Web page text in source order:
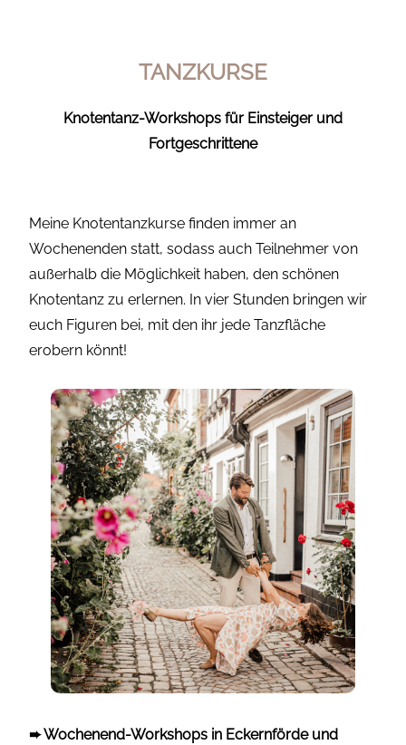
TANZKURSE
Knotentanz-Workshops für Einsteiger und
Fortgeschrittene
Meine Knotentanzkurse finden immer an
Wochenenden statt, sodass auch Teilnehmer von
außerhalb die Möglichkeit haben, den schönen
Knotentanz zu erlernen. In vier Stunden bringen wir
euch Figuren bei, mit den ihr jede Tanzfläche
erobern könnt!
➨ Wochenend-Workshops in Eckernförde und